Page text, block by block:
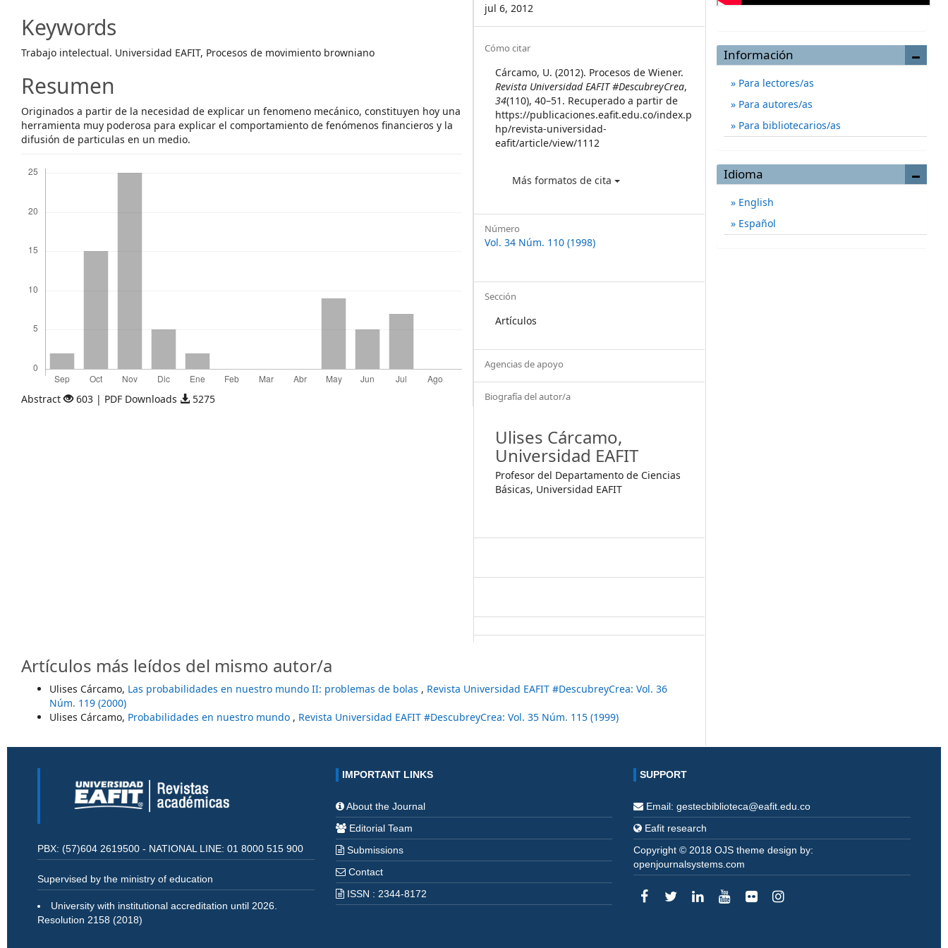
Keywords
Trabajo intelectual. Universidad EAFIT, Procesos de movimiento browniano
Resumen
Originados a partir de la necesidad de explicar un fenomeno mecánico, constituyen hoy una
herramienta muy poderosa para explicar el comportamiento de fenómenos financieros y la
difusión de particulas en un medio.
Abstract 603 | PDF Downloads 5275
jul 6, 2012
Article
Details
Cómo citar
Cárcamo, U. (2012). Procesos de Wiener.
Revista Universidad EAFIT #DescubreyCrea,
34(110), 40–51. Recuperado a partir de
https://publicaciones.eafit.edu.co/index.p
hp/revista-universidad-
eafit/article/view/1112
Más formatos de cita
Número
Vol. 34 Núm. 110 (1998)
Sección
Artículos
Agencias de apoyo
Biografía del autor/a
Ulises Cárcamo,
Universidad EAFIT
Profesor del Departamento de Ciencias
Básicas, Universidad EAFIT
Artículos más leídos del mismo autor/a
Ulises Cárcamo, Las probabilidades en nuestro mundo II: problemas de bolas , Revista Universidad EAFIT #DescubreyCrea: Vol. 36
Núm. 119 (2000)
Ulises Cárcamo, Probabilidades en nuestro mundo , Revista Universidad EAFIT #DescubreyCrea: Vol. 35 Núm. 115 (1999)
Información
Para lectores/as
Para autores/as
Para bibliotecarios/as
Idioma
English
Español
PBX: (57)604 2619500 - NATIONAL LINE: 01 8000 515 900
Supervised by the ministry of education
University with institutional accreditation until 2026.
Resolution 2158 (2018)
IMPORTANT LINKS
About the Journal
Editorial Team
Submissions
Contact
ISSN : 2344-8172
SUPPORT
Email: gestecbiblioteca@eafit.edu.co
Eafit research
Copyright © 2018 OJS theme design by:
openjournalsystems.com